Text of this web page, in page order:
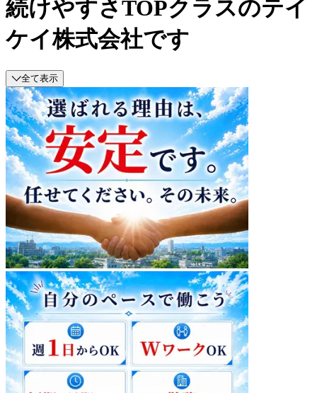
続けやすさTOPクラスのテイ
ケイ株式会社です
全て表示